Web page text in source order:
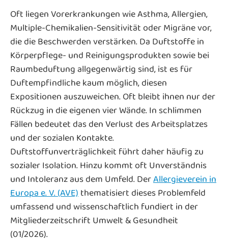
Oft liegen Vorerkrankungen wie Asthma, Allergien,
Multiple-Chemikalien-Sensitivität oder Migräne vor,
die die Beschwerden verstärken. Da Duftstoffe in
Körperpflege- und Reinigungsprodukten sowie bei
Raumbeduftung allgegenwärtig sind, ist es für
Duftempfindliche kaum möglich, diesen
Expositionen auszuweichen. Oft bleibt ihnen nur der
Rückzug in die eigenen vier Wände. In schlimmen
Fällen bedeutet das den Verlust des Arbeitsplatzes
und der sozialen Kontakte.
Duftstoffunverträglichkeit führt daher häufig zu
sozialer Isolation. Hinzu kommt oft Unverständnis
und Intoleranz aus dem Umfeld. DerAllergieverein in
Europa e. V. (AVE)thematisiert dieses Problemfeld
umfassend und wissenschaftlich fundiert in der
Mitgliederzeitschrift Umwelt & Gesundheit
(01/2026).